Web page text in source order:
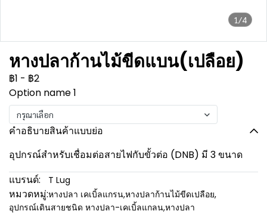
1/4
หางปลาก้านไม้ขีดแบน(เปลือย)
฿1 - ฿2
Option name 1
กรุณาเลือก
คำอธิบายสินค้าแบบย่อ
อุปกรณ์สำหรับเชื่อมต่อสายไฟกับขั้วต่อ (DNB) มี 3 ขนาด
แบรนด์:
T Lug
หมวดหมู่:หางปลา เคเบิ้ลแกรน,หางปลาก้านไม้ขีดเปลือย,
อุปกรณ์เดินสายชนิด หางปลา-เคเบิ้ลแกลน,หางปลา